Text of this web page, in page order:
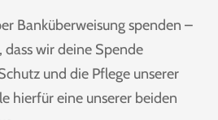
Banküberweisung spenden –
dass wir deine Spende
und die Pflege unserer
hierfür eine unserer beiden